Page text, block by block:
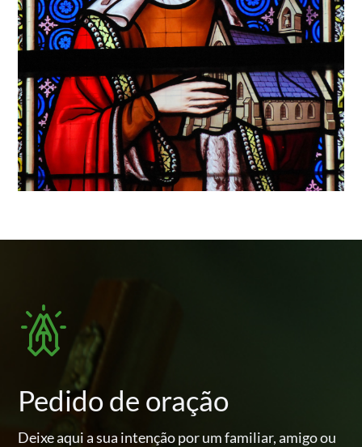
Pedido de oração
Deixe aqui a sua intenção por um familiar, amigo ou